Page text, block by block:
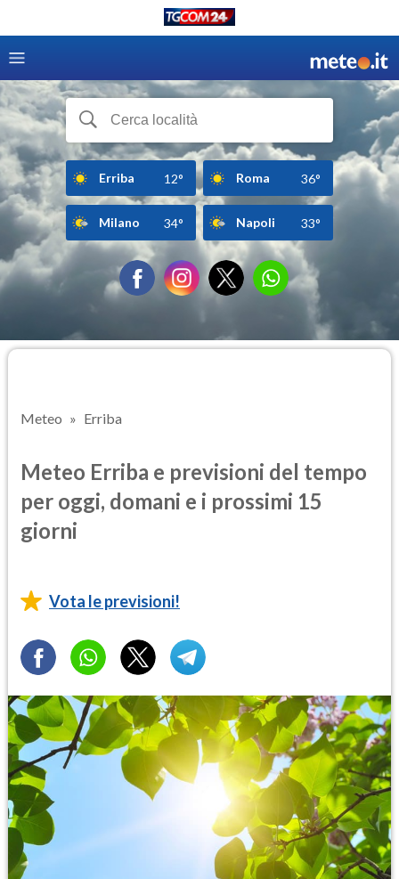
Erriba 12° Roma 36°
Milano 34° Napoli 33°
Meteo Erriba
Meteo Erriba e previsioni del tempo
per oggi, domani e i prossimi 15
giorni
Vota le previsioni!